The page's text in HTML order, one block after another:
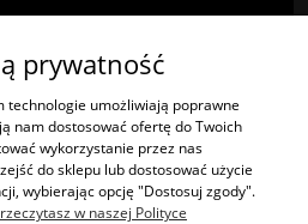
iInstagramie
Olech | ul. Potok 485A, 38-404 Potok | woj.
| email:kontakt@2trees.pl
6842276645
prywatność
technologie umożliwiają poprawne
nam dostosować ofertę do Twoich
wykorzystanie przez nas
do sklepu lub dostosować użycie
wybierając opcję "Dostosuj zgody".
w naszej Polityce